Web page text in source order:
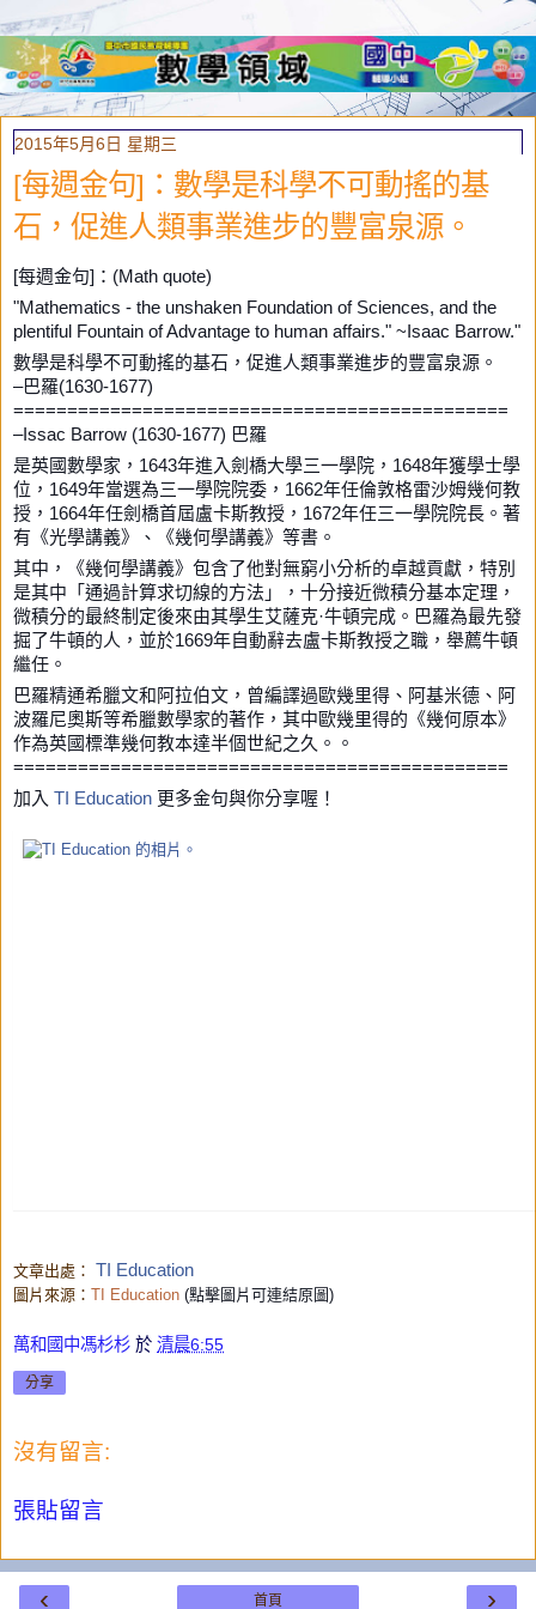
2015年5月6日 星期三
[每週金句]：數學是科學不可動搖的基
石，促進人類事業進步的豐富泉源。
[每週金句]：(Math quote)
"Mathematics - the unshaken Foundation of Sciences, and the
plentiful Fountain of Advantage to human affairs." ~Isaac Barrow."
數學是科學不可動搖的基石，促進人類事業進步的豐富泉源。
–巴羅(1630-1677)
==============================================
–Issac Barrow (1630-1677) 巴羅
是英國數學家，1643年進入劍橋大學三一學院，1648年獲學士學
位，1649年當選為三一學院院委，1662年任倫敦格雷沙姆幾何教
授，1664年任劍橋首屆盧卡斯教授，1672年任三一學院院長。著
有《光學講義》、《幾何學講義》等書。
其中，《幾何學講義》包含了他對無窮小分析的卓越貢獻，特別
是其中「通過計算求切線的方法」，十分接近微積分基本定理，
微積分的最終制定後來由其學生艾薩克·牛頓完成。巴羅為最先發
掘了牛頓的人，並於1669年自動辭去盧卡斯教授之職，舉薦牛頓
繼任。
巴羅精通希臘文和阿拉伯文，曾編譯過歐幾里得、阿基米德、阿
波羅尼奧斯等希臘數學家的著作，其中歐幾里得的《幾何原本》
作為英國標準幾何教本達半個世紀之久。。
==============================================
加入 TI Education 更多金句與你分享喔！
文章出處： TI Education
圖片來源： TI Education (點擊圖片可連結原圖)
萬和國中馮杉杉 於 清晨6:55
分享
沒有留言:
張貼留言
‹ ›
首頁